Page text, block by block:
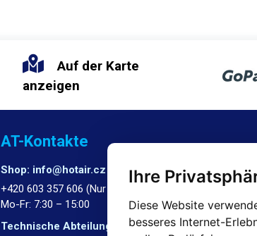
Ihre
Diese Website
besseres Internet-
Auf der Karte
anzeigen
AT-Kontakte
Shop: info@hotair.cz
+420 603 357 606 (Nur Englisch)
Mo-Fr: 7:30 – 15:00
Technische Abteilung: